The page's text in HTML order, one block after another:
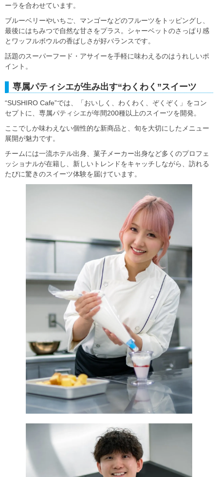
ーラを合わせています。
ブルーベリーやいちご、マンゴーなどのフルーツをトッピングし、
最後にはちみつで自然な甘さをプラス。シャーベットのさっぱり感
とワッフルボウルの香ばしさが好バランスです。
話題のスーパーフード・アサイーを手軽に味わえるのはうれしいポ
イント。
専属パティシエが生み出す“わくわく”スイーツ
“SUSHIRO Cafe”では、「おいしく、わくわく、ぞくぞく」をコン
セプトに、専属パティシエが年間200種以上のスイーツを開発。
ここでしか味わえない個性的な新商品と、旬を大切にしたメニュー
展開が魅力です。
チームには一流ホテル出身、菓子メーカー出身など多くのプロフェ
ッショナルが在籍し、新しいトレンドをキャッチしながら、訪れる
たびに驚きのスイーツ体験を届けています。